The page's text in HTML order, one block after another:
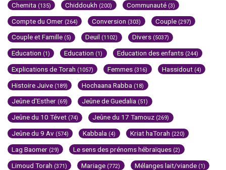
Chemita (135) Chiddoukh (200) Communauté (3)
Compte du Omer (264) Conversion (303) Couple (297)
Couple et Famille (5) Deuil (1102) Divers (5037)
Education (1) Education (1) Education des enfants (244)
Explications de Torah (1057) Femmes (316) Hassidout (4)
Histoire Juive (189) Hochaana Rabba (18)
Jeûne d'Esther (69) Jeûne de Guedalia (51)
Jeûne du 10 Tévet (74) Jeûne du 17 Tamouz (269)
Jeûne du 9 Av (574) Kabbala (4) Kriat haTorah (220)
Lag Baomer (29) Le sens des prénoms hébraïques (2)
Limoud Torah (371) Mariage (772) Mélanges lait/viande (1)